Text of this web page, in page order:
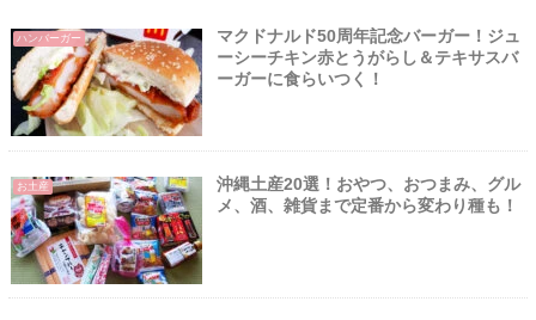
ハンバーガー
マクドナルド50周年記念バーガー！ジュ
ーシーチキン赤とうがらし＆テキサスバ
ーガーに食らいつく！
お土産
沖縄土産20選！おやつ、おつまみ、グル
メ、酒、雑貨まで定番から変わり種も！